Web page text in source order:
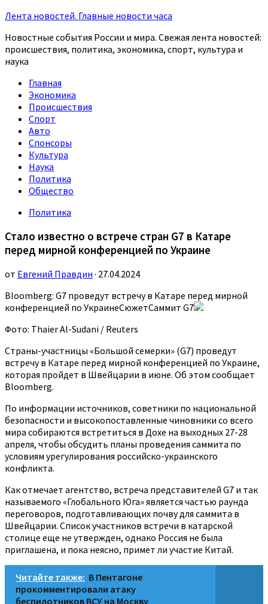
Лента новостей. Главные новости часа
Новостные события России и мира. Свежая лента новостей:
происшествия, политика, экономика, спорт, культура и
наука
Главная
Экономика
Происшествия
Спорт
Авто
Спонсоры
Культура
Наука
Политика
Общество
Политика
Стало известно о встрече стран G7 в Катаре
перед мирной конференцией по Украине
от Евгений Правдин · 27.04.2024
Bloomberg: G7 проведут встречу в Катаре перед мирной
конференцией по УкраинеСюжетСаммит G7
Фото: Thaier Al-Sudani / Reuters
Страны-участницы «Большой семерки» (G7) проведут
встречу в Катаре перед мирной конференцией по Украине,
которая пройдет в Швейцарии в июне. Об этом сообщает
Bloomberg.
По информации источников, советники по национальной
безопасности и высокопоставленные чиновники со всего
мира собираются встретиться в Дохе на выходных 27-28
апреля, чтобы обсудить планы проведения саммита по
условиям урегулирования российско-украинского
конфликта.
Как отмечает агентство, встреча представителей G7 и так
называемого «Глобального Юга» является частью раунда
переговоров, подготавливающих почву для саммита в
Швейцарии. Список участников встречи в катарской
столице еще не утвержден, однако Россия не была
приглашена, и пока неясно, примет ли участие Китай.
Читайте также: В Пентагоне
прокомментировали атаку
беспилотников ВСУ на Москву